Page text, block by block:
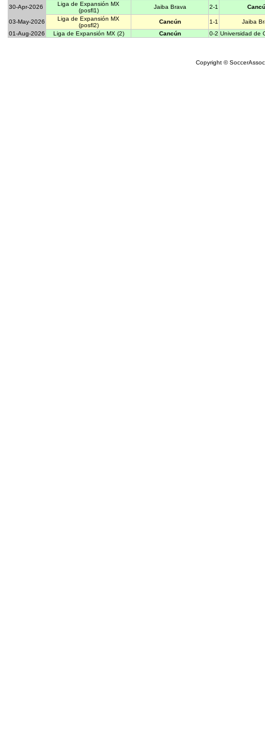
30-Apr-2026
Liga de Expansión MX
(posfl1)
Jaiba Brava 2-1
03-May-2026
Liga de Expansión MX
(posfl2)
Cancún 1-1
Jaiba
01-Aug-2026
Liga de Expansión MX (2) Cancún 0-2 Universidad de
Copyright ©